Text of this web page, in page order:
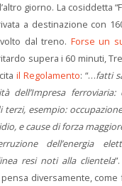
giorno. La cosiddetta
a destinazione con
dal treno. Forse un
supera i 60 minuti,
il Regolamento: “…fatti
dell’Impresa
esempio:
e cause di forza
dell’energia
resi noti alla clientela
diversamente, come